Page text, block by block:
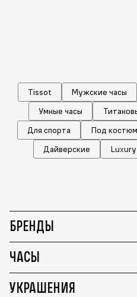
Tissot Мужские часы
Умные часы
Для спорта
Под костюм
Дайверские
Luxury
БРЕНДЫ
ЧАСЫ
УКРАШЕНИЯ